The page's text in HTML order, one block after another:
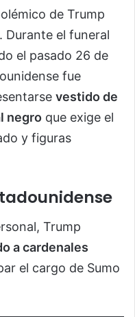
de Trump
Durante el funeral
el pasado 26 de
fue
vestido de
negro que exige el
y figuras
Trump
a cardenales
el cargo de Sumo